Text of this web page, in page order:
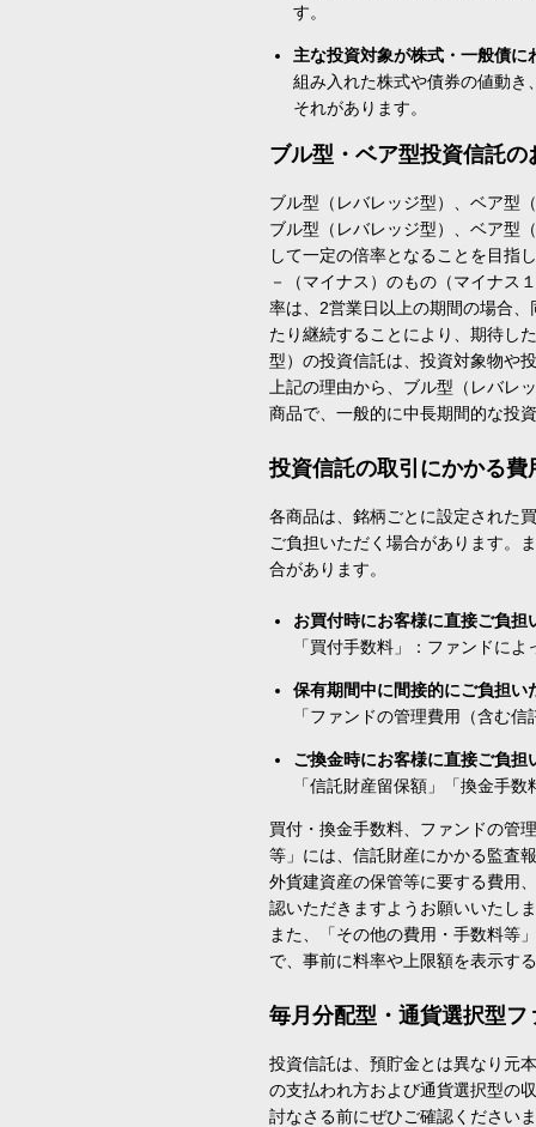
す。
主な投資対象が株式・一般債
組み入れた株式や債券の値動
それがあります。
ブル型・ベア型投資信託
ブル型（レバレッジ型）、ベア型
ブル型（レバレッジ型）、ベア型
して一定の倍率となることを目指
－（マイナス）のもの（マイナス
率は、2営業日以上の期間の場合
たり継続することにより、期待し
型）の投資信託は、投資対象物や
上記の理由から、ブル型（レバレ
商品で、一般的に中長期間的な投
投資信託の取引にかかる費
各商品は、銘柄ごとに設定された
ご負担いただく場合があります。
合があります。
お買付時にお客様に直接ご負担
「買付手数料」：ファンドに
保有期間中に間接的にご負担い
「ファンドの管理費用（含む
ご換金時にお客様に直接ご負担
「信託財産留保額」「換金手
買付・換金手数料、ファンドの管
等」には、信託財産にかかる監査
外貨建資産の保管等に要する費用
認いただきますようお願いいたし
また、「その他の費用・手数料等
で、事前に料率や上限額を表示す
毎月分配型・通貨選択型
投資信託は、預貯金とは異なり元
の支払われ方および通貨選択型の
討なさる前にぜひご確認ください